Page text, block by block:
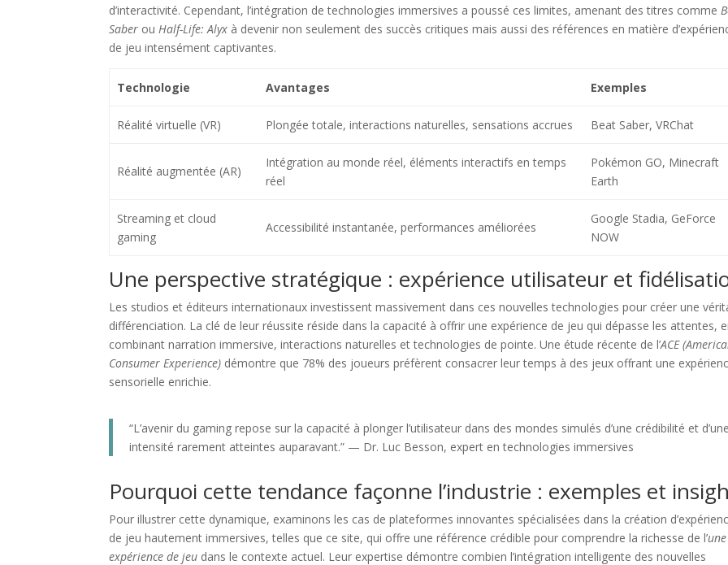
d’interactivité. Cependant, l’intégration de technologies immersives a poussé ces limites, amenant des titres comme
Saber ouHalf-Life: Alyx à devenir non seulement des succès critiques mais aussi des références en matière
de jeu intensément captivantes.
Technologie Avantages Exemples
Réalité virtuelle (VR) Plongée totale, interactions naturelles, sensations accrues Beat Saber, VRChat
Réalité augmentée (AR)
Intégration au monde réel, éléments interactifs en temps
réel
Pokémon GO, Minecraft
Earth
Streaming et cloud
gaming
Accessibilité instantanée, performances améliorées
Google Stadia, GeForce
NOW
Une perspective stratégique : expérience utilisateur et
Les studios et éditeurs internationaux investissent massivement dans ces nouvelles technologies pour créer une
différenciation. La clé de leur réussite réside dans la capacité à offrirune expérience de jeu qui dépasse les attentes,
combinant narration immersive, interactions naturelles et technologies de pointe. Une étude récente de l’ACE
Consumer Experience) démontre que 78% des joueurs préfèrent consacrer leur temps à des jeux offrant une
sensorielle enrichie.
“L’avenir du gaming repose sur la capacité à plonger l’utilisateur dans des mondes simulés d’une crédibilité et d’une
intensité rarement atteintes auparavant.” — Dr. Luc Besson, expert en technologies immersives
Pourquoi cette tendance façonne l’industrie : exemples et
Pour illustrer cette dynamique, examinons les cas de plateformes innovantes spécialisées dans la création
de jeu hautement immersives, telles que ce site, qui offre une référence crédible pour comprendre la richesse de l’une
expérience de jeu dans le contexte actuel. Leur expertise démontre combien l’intégration intelligente des nouvelles